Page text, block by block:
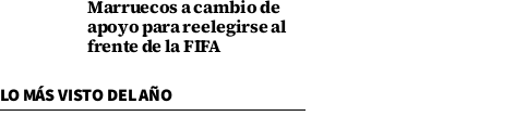
Marruecos a cambio de
apoyo para reelegirse al
frente de la FIFA
LO MÁS VISTO DEL AÑO